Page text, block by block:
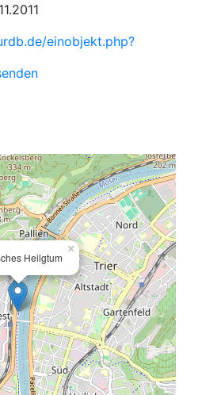
einobjekt.php?
Heilgtum
×